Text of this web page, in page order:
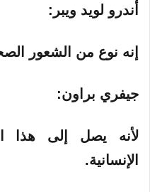
أندرو لويد ويبر:
إنه نوع من الشعور
جيفري براون:
لأنه يصل إلى هذا
الإنسانية.